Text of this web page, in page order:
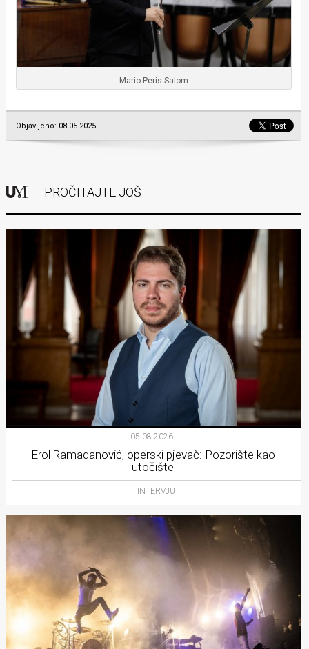
Mario Peris Salom
Objavljeno: 08.05.2025.
PROČITAJTE JOŠ
05.08.2026.
Erol Ramadanović, operski pjevač: Pozorište kao
utočište
INTERVJU